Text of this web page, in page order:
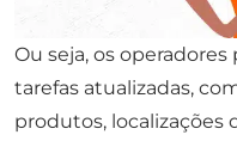
Ou seja, os
tarefas atualizadas,
produtos, localizações